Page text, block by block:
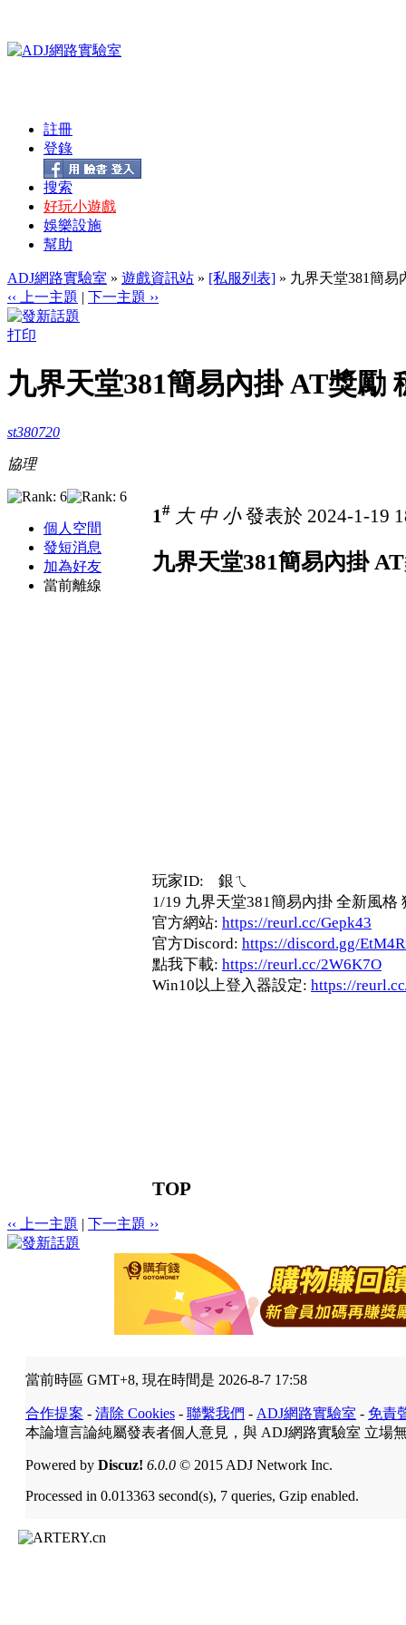
註冊
登錄
搜索
好玩小遊戲
娛樂設施
幫助
ADJ網路實驗室 » 遊戲資訊站 » [私服列表] » 九界天堂381簡
‹‹ 上一主題 | 下一主題 ››
打印
九界天堂381簡易內掛 AT獎勵
st380720
協理
個人空間
發短消息
加為好友
當前離線
1# 大 中 小發表於 2024-1-19
九界天堂381簡易內掛
玩家ID: 銀ㄟ
1/19 九界天堂381簡易內掛 全新風
官方網站: https://reurl.cc/Gepk43
官方Discord: https://discord.gg/
點我下載: https://reurl.cc/2W6K7O
Win10以上登入器設定: https://
TOP
‹‹ 上一主題 | 下一主題 ››
當前時區 GMT+8, 現在時間是 2026-8-7 17:58
合作提案 - 清除 Cookies - 聯繫我們 - ADJ網路實驗室 - 免責
本論壇言論純屬發表者個人意見，與 ADJ網路實驗室 立場
Powered by Discuz! 6.0.0 © 2015 ADJ Network Inc.
Processed in 0.013363 second(s), 7 queries, Gzip enabled.